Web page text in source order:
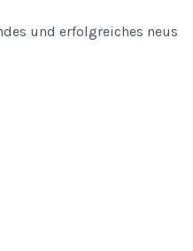
und erfolgreiches neus